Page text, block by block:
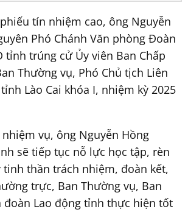
tín nhiệm cao, ông Nguyễn
Phó Chánh Văn phòng Đoàn
tỉnh trúng cử Ủy viên Ban Chấp
Thường vụ, Phó Chủ tịch Liên
Lào Cai khóa I, nhiệm kỳ 2025
vụ, ông Nguyễn Hồng
sẽ tiếp tục nỗ lực học tập, rèn
tinh thần trách nhiệm, đoàn kết,
trực, Ban Thường vụ, Ban
đoàn Lao động tỉnh thực hiện tốt